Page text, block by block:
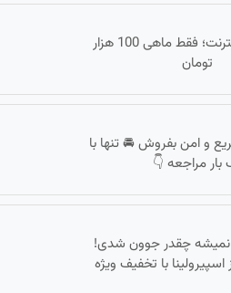
3000 گیگ اینترنت؛ فقط ماهی 100 هزار
تومان
و امن بفروش 🚘 تنها با
بار مراجعه 👇
نمیشه چقدر جوون شدی!
با تخفیف ویژه